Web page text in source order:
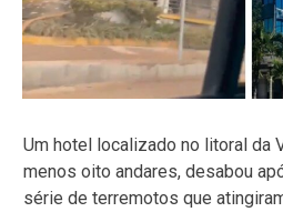
Um hotel localizado no litoral da
menos oito andares, desabou
série de terremotos que